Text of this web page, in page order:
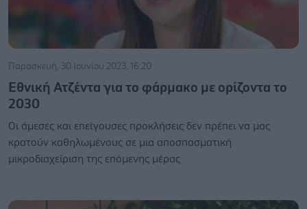
Παρασκευή, 30 Ιουνίου 2023, 16:20
Εθνική Ατζέντα για το φάρμακο με ορίζοντα το
2030
Οι άμεσες και επείγουσες προκλήσεις δεν πρέπει να μας
κρατούν καθηλωμένους σε μια αποσπασματική
μικροδιαχείριση της επόμενης μέρας